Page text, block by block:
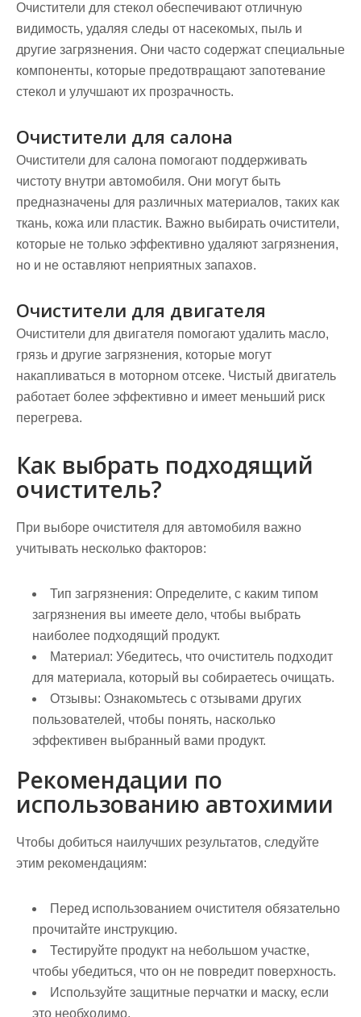
Очистители для стекол обеспечивают отличную
видимость, удаляя следы от насекомых, пыль и
другие загрязнения. Они часто содержат специальные
компоненты, которые предотвращают запотевание
стекол и улучшают их прозрачность.
Очистители для салона
Очистители для салона помогают поддерживать
чистоту внутри автомобиля. Они могут быть
предназначены для различных материалов, таких как
ткань, кожа или пластик. Важно выбирать очистители,
которые не только эффективно удаляют загрязнения,
но и не оставляют неприятных запахов.
Очистители для двигателя
Очистители для двигателя помогают удалить масло,
грязь и другие загрязнения, которые могут
накапливаться в моторном отсеке. Чистый двигатель
работает более эффективно и имеет меньший риск
перегрева.
Как выбрать подходящий
очиститель?
При выборе очистителя для автомобиля важно
учитывать несколько факторов:
Тип загрязнения: Определите, с каким типом
загрязнения вы имеете дело, чтобы выбрать
наиболее подходящий продукт.
Материал: Убедитесь, что очиститель подходит
для материала, который вы собираетесь очищать.
Отзывы: Ознакомьтесь с отзывами других
пользователей, чтобы понять, насколько
эффективен выбранный вами продукт.
Рекомендации по
использованию автохимии
Чтобы добиться наилучших результатов, следуйте
этим рекомендациям:
Перед использованием очистителя обязательно
прочитайте инструкцию.
Тестируйте продукт на небольшом участке,
чтобы убедиться, что он не повредит поверхность.
Используйте защитные перчатки и маску, если
это необходимо.